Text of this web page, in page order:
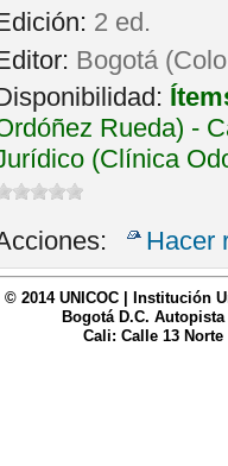
2 ed.
Bogotá
Rueda) -
(Clínica
Hacer
© 2014 UNICOC | Institución
Bogotá D.C. Autopista
Cali: Calle 13 Norte